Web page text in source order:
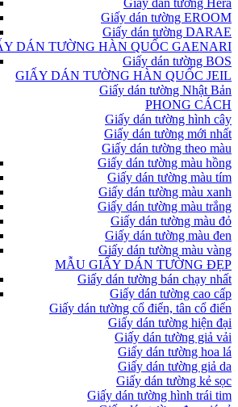
Giấy dán tường Hera
Giấy dán tường EROOM
Giấy dán tường DARAE
DÁN TƯỜNG HÀN QUỐC GAENARI
Giấy dán tường BOS
GIẤY DÁN TƯỜNG HÀN QUỐC JEIL
Giấy dán tường Nhật Bản
PHONG CÁCH
Giấy dán tường hình cây
Giấy dán tường mới nhất
Giấy dán tường theo màu
Giấy dán tường màu hồng
Giấy dán tường màu tím
Giấy dán tường màu xanh
Giấy dán tường màu trắng
Giấy dán tường màu đỏ
Giấy dán tường màu đen
Giấy dán tường màu vàng
MẪU GIẤY DÁN TƯỜNG ĐẸP
Giấy dán tường bán chạy nhất
Giấy dán tường cao cấp
Giấy dán tường cổ điển, tân cổ điển
Giấy dán tường hiện đại
Giấy dán tường giả vải
Giấy dán tường hoa lá
Giấy dán tường giả da
Giấy dán tường kẻ sọc
Giấy dán tường hình trái tim